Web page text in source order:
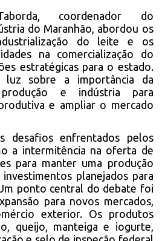
coordenador do
do Maranhão, abordou os
do leite e os
na comercialização do
estratégicas para o estado.
luz sobre a importância da
e indústria para
e ampliar o mercado
desafios enfrentados pelos
a intermitência na oferta de
para manter uma produção
planejados para
ponto central do debate foi
para novos mercados,
exterior. Os produtos
queijo, manteiga e iogurte,